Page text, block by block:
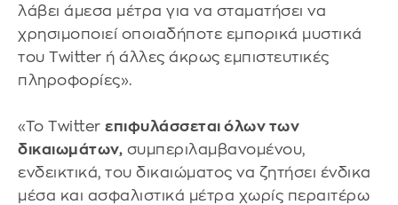
λάβει άμεσα μέτρα για να σταματήσει να
χρησιμοποιεί οποιαδήποτε εμπορικά μυστικά
του Twitter ή άλλες άκρως εμπιστευτικές
πληροφορίες».
«Το Twitter επιφυλάσσεται όλων των
δικαιωμάτων, συμπεριλαμβανομένου,
ενδεικτικά, του δικαιώματος να ζητήσει ένδικα
μέσα και ασφαλιστικά μέτρα χωρίς περαιτέρω